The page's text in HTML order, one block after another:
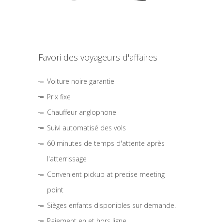
Favori des voyageurs d'affaires
Voiture noire garantie
Prix fixe
Chauffeur anglophone
Suivi automatisé des vols
60 minutes de temps d'attente après
l'atterrissage
Convenient pickup at precise meeting
point
Sièges enfants disponibles sur demande.